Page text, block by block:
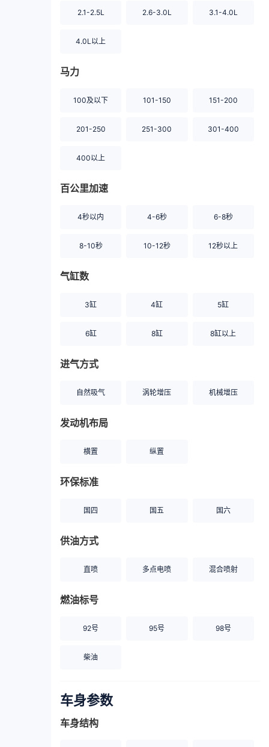
2.1-2.5L 2.6-3.0L 3.1-4.0L
4.0L以上
马力
100及以下 101-150 151-200
201-250 251-300 301-400
400以上
百公里加速
4秒以内 4-6秒 6-8秒
8-10秒 10-12秒 12秒以上
气缸数
3缸 4缸 5缸
6缸 8缸 8缸以上
进气方式
自然吸气 涡轮增压 机械增压
发动机布局
横置 纵置
环保标准
国四 国五 国六
供油方式
直喷 多点电喷 混合喷射
燃油标号
92号 95号 98号
柴油
车身参数
车身结构